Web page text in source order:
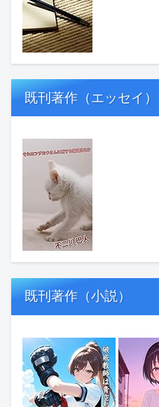
既刊著作（エッセイ）
既刊著作（小説）